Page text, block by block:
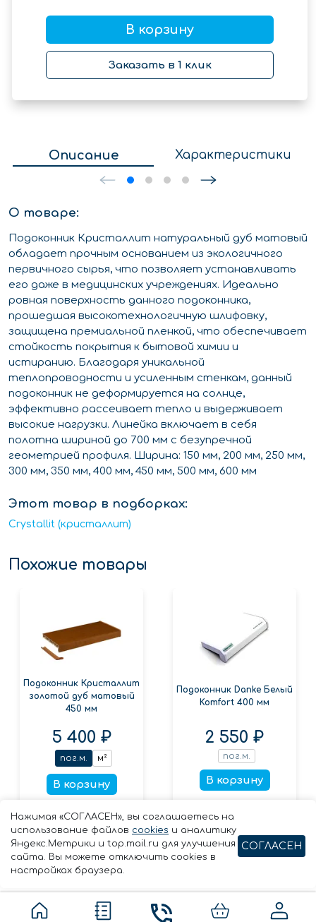
В корзину
Заказать в 1 клик
Описание Характеристики
О товаре:
Подоконник Кристаллит натуральный дуб матовый
обладает прочным основанием из экологичного
первичного сырья, что позволяет устанавливать
его даже в медицинских учреждениях. Идеально
ровная поверхность данного подоконника,
прошедшая высокотехнологичную шлифовку,
защищена премиальной пленкой, что обеспечивает
стойкость покрытия к бытовой химии и
истиранию. Благодаря уникальной
теплопроводности и усиленным стенкам, данный
подоконник не деформируется на солнце,
эффективно рассеивает тепло и выдерживает
высокие нагрузки. Линейка включает в себя
полотна шириной до 700 мм с безупречной
геометрией профиля. Ширина: 150 мм, 200 мм, 250 мм,
300 мм, 350 мм, 400 мм, 450 мм, 500 мм, 600 мм
Этот товар в подборках:
Crystallit (кристаллит)
Похожие товары
Подоконник Кристаллит
золотой дуб матовый
450 мм
5 400 ₽
пог.м. м²
В корзину
Заказать в 1 клик
Подоконник Danke Белый
Komfort 400 мм
2 550 ₽
пог.м.
В корзину
Нажимая «СОГЛАСЕН», вы соглашаетесь на
использование файлов cookies и аналитику
Яндекс.Метрики и top.mail.ru для улучшения
сайта. Вы можете отключить cookies в
настройках браузера.
СОГЛАСЕН